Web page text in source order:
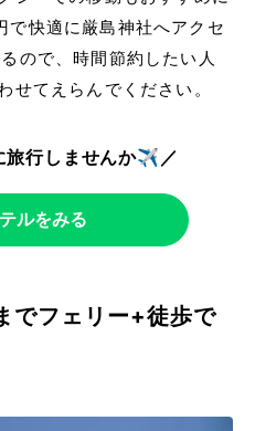
快適に厳島神社へアクセ
ので、時間節約したい人
せてえらんでください。
旅行しませんか✈️／
ルをみる
でフェリー+徒歩で